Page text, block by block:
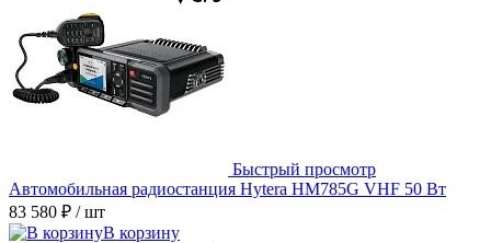
Быстрый просмотр
Автомобильная радиостанция Hytera HM785G VHF 50 Вт
83 580 ₽ / шт
В корзину